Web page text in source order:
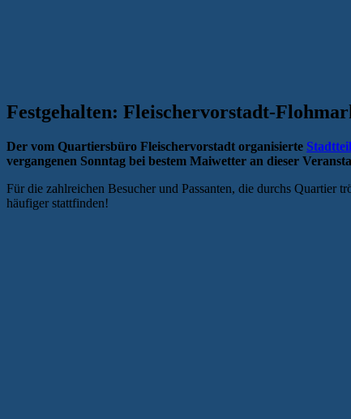
Festgehalten: Fleischervorstadt-
Der vom Quartiersbüro Fleischervorstadt organisierte
vergangenen Sonntag bei bestem Maiwetter an dieser
Für die zahlreichen Besucher und Passanten, die durchs
häufiger stattfinden!